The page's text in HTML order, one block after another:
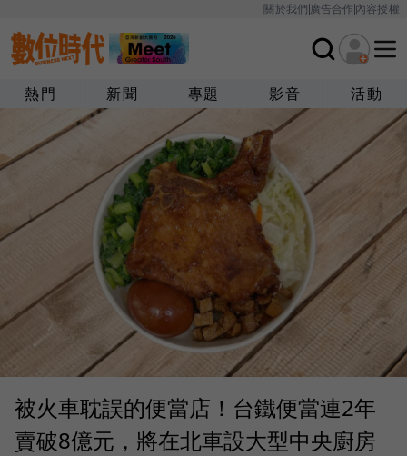
關於我們廣告合作內容授權
熱門 新聞 專題 影音 活動
被火車耽誤的便當店！台鐵便當連2年
賣破8億元，將在北車設大型中央廚房